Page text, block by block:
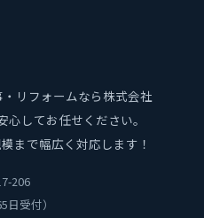
リフォームなら株式会社
してお任せください。
まで幅広く対応します！
206
日受付）